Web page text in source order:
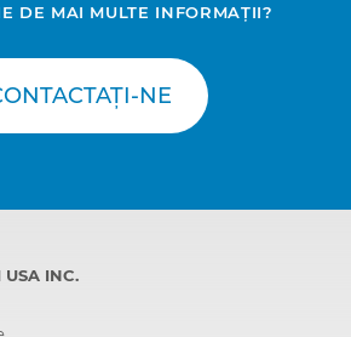
DE MAI MULTE INFORMAȚII?
NE
USA INC.